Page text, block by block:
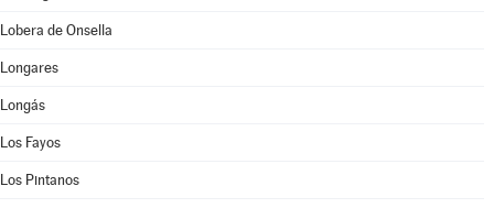
Lobera de Onsella
Longares
Longás
Los Fayos
Los Pintanos